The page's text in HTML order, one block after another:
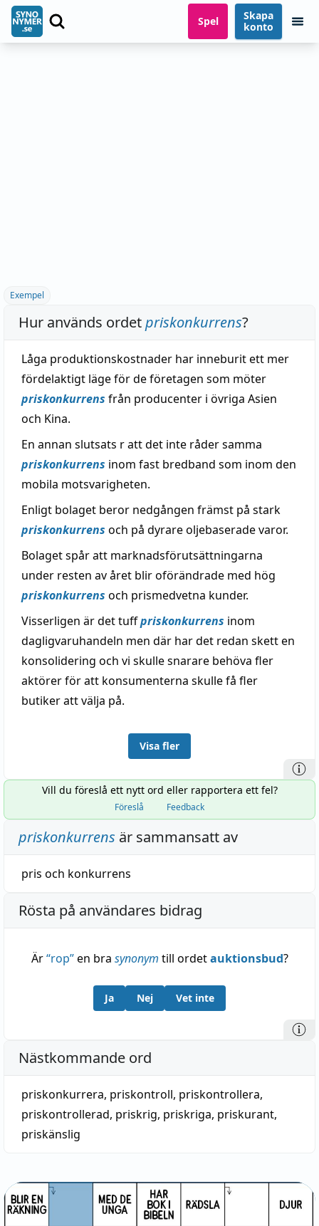
Spel
Skapa
konto
Exempel
Hur används ordetpriskonkurrens?
Låga produktionskostnader har inneburit ett mer
fördelaktigt läge för de företagen som möter
priskonkurrens från producenter i övriga Asien
och Kina.
En annan slutsats r att det inte råder samma
priskonkurrens inom fast bredband som inom den
mobila motsvarigheten.
Enligt bolaget beror nedgången främst på stark
priskonkurrens och på dyrare oljebaserade varor.
Bolaget spår att marknadsförutsättningarna
under resten av året blir oförändrade med hög
priskonkurrens och prismedvetna kunder.
Visserligen är det tuffpriskonkurrens inom
dagligvaruhandeln men där har det redan skett en
konsolidering och vi skulle snarare behöva fler
aktörer för att konsumenterna skulle få fler
butiker att välja på.
Visa fler
Vill du föreslå ett nytt ord eller rapportera ett fel?
Föreslå Feedback
priskonkurrens är sammansatt av
pris och konkurrens
Rösta på användares bidrag
Är“rop”en bra synonym till ordetauktionsbud?
Ja Nej Vet inte
Nästkommande ord
priskonkurrera, priskontroll, priskontrollera,
priskontrollerad, priskrig, priskriga, priskurant,
priskänslig